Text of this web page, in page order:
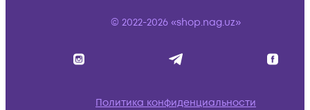
© 2022-2026 «shop.nag.uz»
Политика конфиденциальности